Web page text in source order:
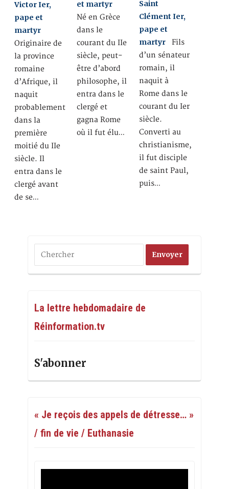
Victor Ier,
pape et
martyr
Originaire de
la province
romaine
d’Afrique, il
naquit
probablement
dans la
première
moitié du IIe
siècle. Il
entra dans le
clergé avant
de se…
et martyr
Né en Grèce
dans le
courant du IIe
siècle, peut-
être d’abord
philosophe, il
entra dans le
clergé et
gagna Rome
où il fut élu…
Saint
Clément Ier,
pape et
martyr Fils
d’un sénateur
romain, il
naquit à
Rome dans le
courant du Ier
siècle.
Converti au
christianisme,
il fut disciple
de saint Paul,
puis…
La lettre hebdomadaire de
Réinformation.tv
S'abonner
« Je reçois des appels de détresse… »
/ fin de vie / Euthanasie